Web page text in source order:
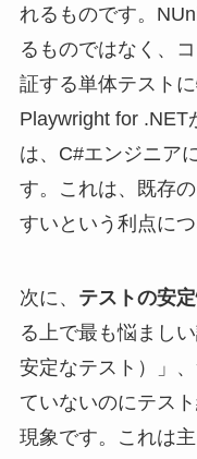
れるものです。
るものではなく、
証する単体テスト
Playwright for .NET
は、C#エンジニア
す。これは、既存
すいという利点につ
次に、 テストの安
る上で最も悩まし
安定なテスト）」
ていないのにテス
現象です。これは